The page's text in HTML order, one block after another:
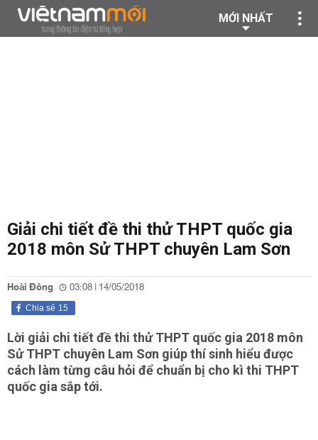
MỚI NHẤT
Giải chi tiết đề thi thử THPT quốc gia
2018 môn Sử THPT chuyên Lam Sơn
Hoài Đông 03:08 | 14/05/2018
15
Chia sẻ
Lời giải chi tiết đề thi thử THPT quốc gia 2018 môn
Sử THPT chuyên Lam Sơn giúp thí sinh hiểu được
cách làm từng câu hỏi để chuẩn bị cho kì thi THPT
quốc gia sắp tới.